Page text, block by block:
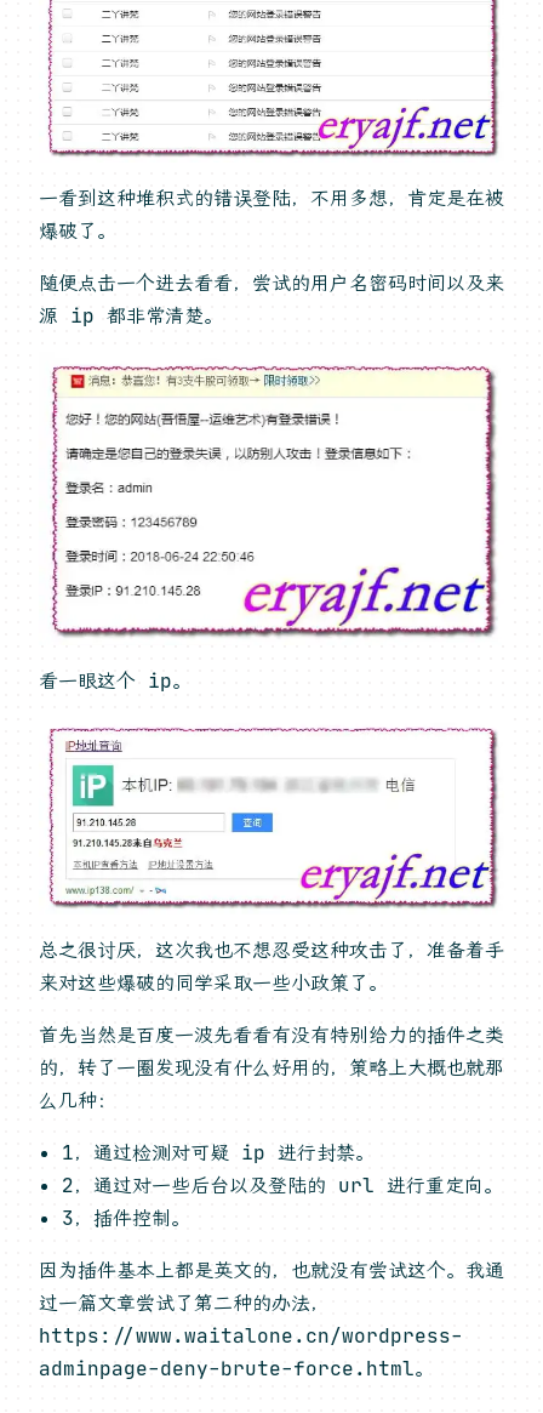
一看到这种堆积式的错误登陆，不用多想，肯定是在被
爆破了。
随便点击一个进去看看，尝试的用户名密码时间以及来
源 ip 都非常清楚。
看一眼这个 ip。
总之很讨厌，这次我也不想忍受这种攻击了，准备着手
来对这些爆破的同学采取一些小政策了。
首先当然是百度一波先看看有没有特别给力的插件之类
的，转了一圈发现没有什么好用的，策略上大概也就那
么几种：
1，通过检测对可疑 ip 进行封禁。
2，通过对一些后台以及登陆的 url 进行重定向。
3，插件控制。
因为插件基本上都是英文的，也就没有尝试这个。我通
过一篇文章尝试了第二种的办法，
https://www.waitalone.cn/wordpress-
adminpage-deny-brute-force.html。